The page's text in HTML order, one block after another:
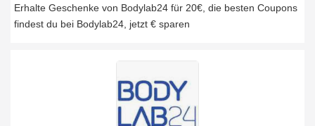
Erhalte Geschenke von Bodylab24 für 20€, die besten Coupons
findest du bei Bodylab24, jetzt € sparen